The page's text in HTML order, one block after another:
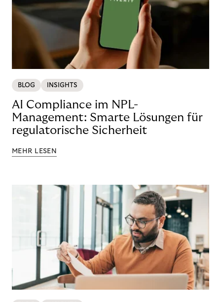
BLOG INSIGHTS
AI Compliance im NPL-
Management: Smarte Lösungen für
regulatorische Sicherheit
MEHR LESEN